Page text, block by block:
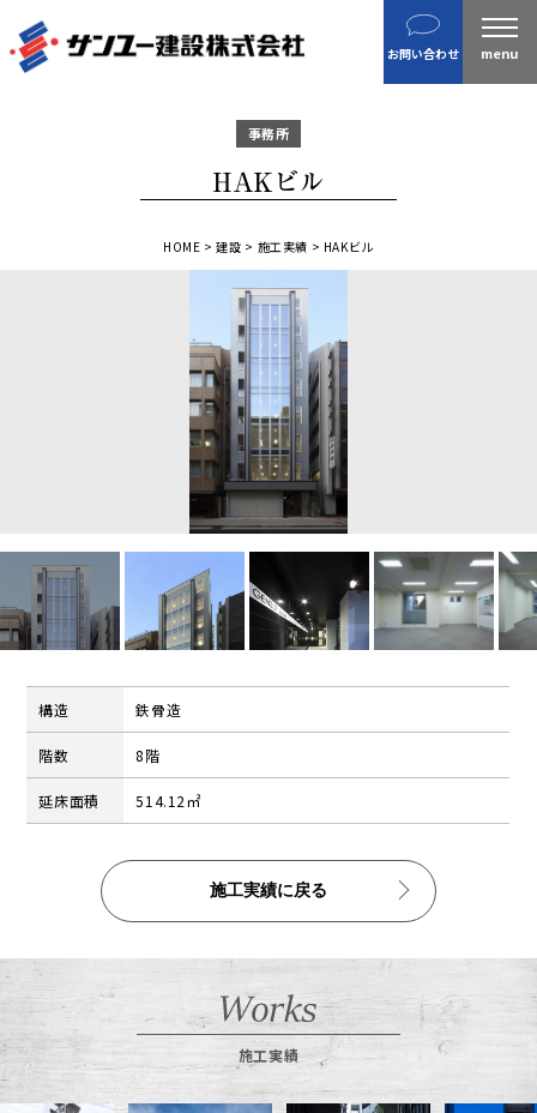
お問い合わせ
建設
株主総会招集通知など
公告
株式インフォメーション
学生の皆さまへ
会社の特徴
採用情報
（請求書関係はコチラ）
（請求書用紙ダウンロードはコチラ）
会社案内ダウンロード（PDF）
事務所
HAKビル
HOME >建設 > 施工実績 > HAKビル
構造 鉄骨造
階数 8階
延床面積 514.12㎡
施工実績に戻る
施工実績